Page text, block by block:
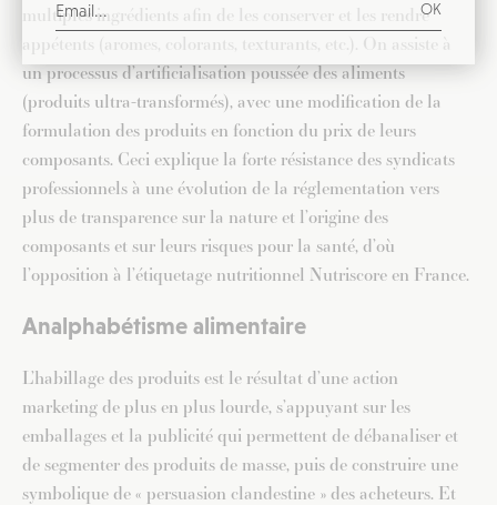
multiples ingrédients afin de les conserver et les rendre
appétents (aromes, colorants, texturants, etc.). On assiste à
un processus d’artificialisation poussée des aliments
(produits ultra-transformés), avec une modification de la
formulation des produits en fonction du prix de leurs
composants. Ceci explique la forte résistance des syndicats
professionnels à une évolution de la réglementation vers
plus de transparence sur la nature et l’origine des
composants et sur leurs risques pour la santé, d’où
l’opposition à l’étiquetage nutritionnel Nutriscore en France.
Analphabétisme alimentaire
L’habillage des produits est le résultat d’une action
marketing de plus en plus lourde, s’appuyant sur les
emballages et la publicité qui permettent de débanaliser et
de segmenter des produits de masse, puis de construire une
symbolique de « persuasion clandestine » des acheteurs. Et